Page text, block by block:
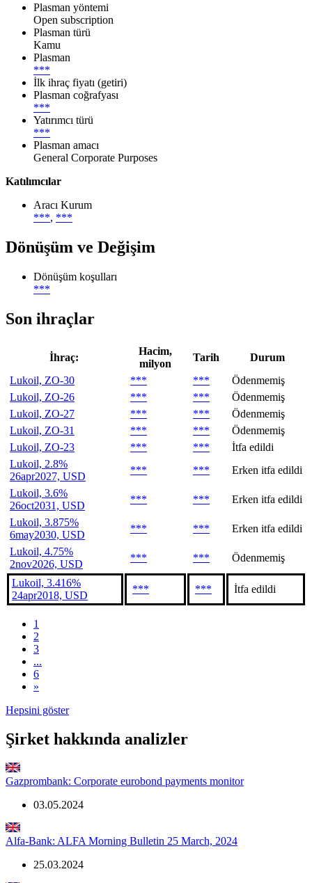
Plasman yöntemi
Open subscription
Plasman türü
Kamu
Plasman
***
İlk ihraç fiyatı (getiri)
Plasman coğrafyası
***
Yatırımcı türü
***
Plasman amacı
General Corporate Purposes
Katılımcılar
Aracı Kurum
***, ***
Dönüşüm ve Değişim
Dönüşüm koşulları
***
Son ihraçlar
İhraç:
Hacim,
milyon
Tarih
Durum
Lukoil, ZO-30
*** ***
Ödenmemiş
Lukoil, ZO-26
*** ***
Ödenmemiş
Lukoil, ZO-27
*** ***
Ödenmemiş
Lukoil, ZO-31
*** ***
Ödenmemiş
Lukoil, ZO-23
*** ***
İtfa edildi
Lukoil, 2.8%
26apr2027, USD
*** ***
Erken itfa edildi
Lukoil, 3.6%
26oct2031, USD
*** ***
Erken itfa edildi
Lukoil, 3.875%
6may2030, USD
*** ***
Erken itfa edildi
Lukoil, 4.75%
2nov2026, USD
*** *** Ödenmemiş
Lukoil, 3.416%
24apr2018, USD
*** *** İtfa edildi
1
2
3
...
6
»
Hepsini göster
Şirket hakkında analizler
Gazprombank: Corporate eurobond payments monitor
03.05.2024
Alfa-Bank: ALFA Morning Bulletin 25 March, 2024
25.03.2024